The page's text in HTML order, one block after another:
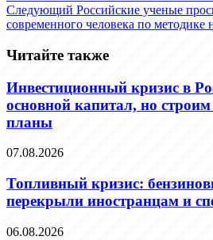
Следующий Российские ученые
современного человека по методике
Читайте также
Инвестиционный кризис в
основной капитал, но
планы
07.08.2026
Топливный кризис:
перекрыли иностранцам и
06.08.2026